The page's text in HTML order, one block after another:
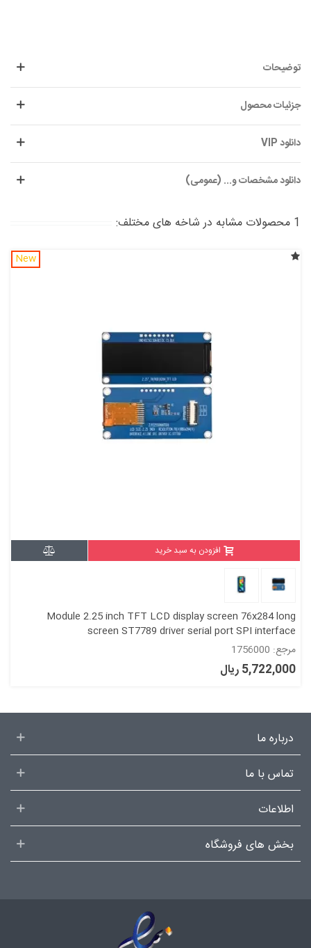
توضیحات
جزئیات محصول
دانلود VIP
دانلود مشخصات و... (عمومی)
1 محصولات مشابه در شاخه های مختلف:
New
افزودن به سبد خرید
Module 2.25 inch TFT LCD display screen 76x284 long
screen ST7789 driver serial port SPI interface
مرجع: 1756000
5,722,000 ریال
درباره ما
تماس با ما
اطلاعات
بخش های فروشگاه